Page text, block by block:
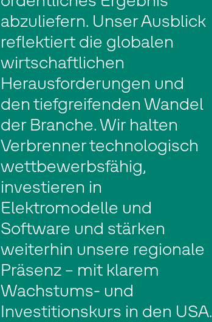
abzuliefern. Unser Ausblick
reflektiert die globalen
wirtschaftlichen
Herausforderungen und
den tiefgreifenden Wandel
der Branche. Wir halten
Verbrenner technologisch
wettbewerbsfähig,
investieren in
Elektromodelle und
Software und stärken
weiterhin unsere regionale
Präsenz – mit klarem
Wachstums- und
Investitionskurs in den USA.